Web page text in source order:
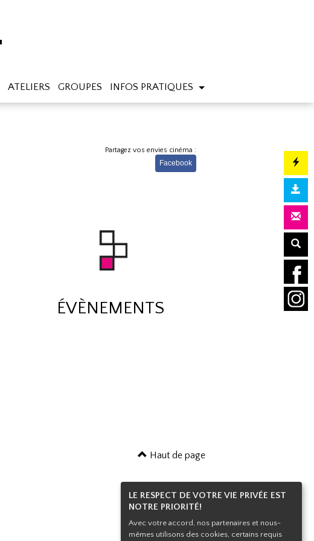
LE RESPECT DE VOTRE VIE PRIVÉE EST
NOTRE PRIORITÉ!
Avec votre accord, nos partenaires et nous-
mêmes utilisons des cookies, certains requis
ATELIERS GROUPES INFOS PRATIQUES
Partagez vos envies cinéma :
Facebook
ÉVÈNEMENTS
Haut de page